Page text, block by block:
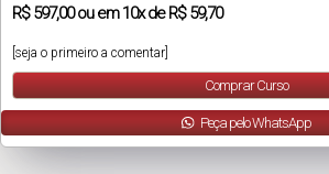
R$597,00ou em10xdeR$ 59,70
[seja o primeiro a comentar]
Comprar Curso
Peça pelo WhatsApp